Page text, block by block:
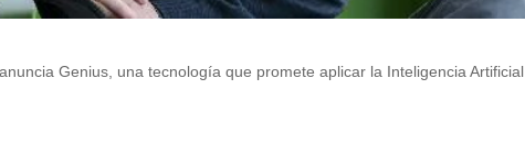
Genius, una tecnología que promete aplicar la Inteligencia Artificial